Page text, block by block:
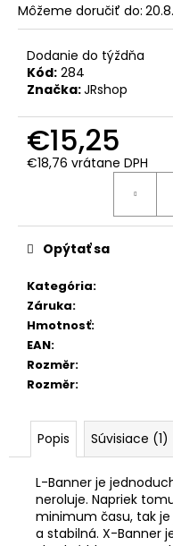
Môžeme doručiť do:
Dodanie do týždňa
Kód: 284
Značka:JRshop
€15,25
€18,76 vrátane DPH
Kategória:
Záruka:
Hmotnosť:
EAN:
Rozměr:
Rozměr:
Opýtať sa
Popis Súvisiace (1)
L-Banner je
neroluje. Napriek
minimum času, tak
a stabilná. X-Banner
O
d
p
o
ú
č
a
ČIERNY
STOJAN
ÁČKO
A2
€53,16
Pôvodne:
€53,99